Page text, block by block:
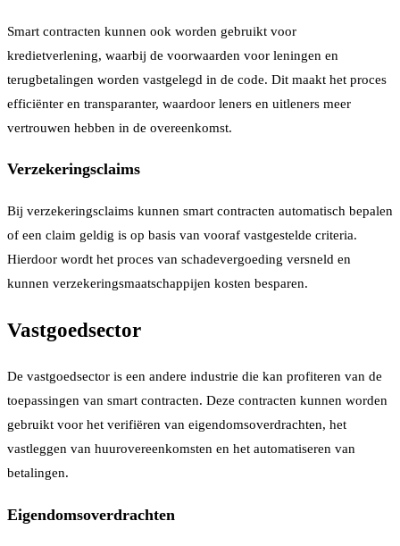
Smart contracten kunnen ook worden gebruikt voor
kredietverlening, waarbij de voorwaarden voor leningen en
terugbetalingen worden vastgelegd in de code. Dit maakt het proces
efficiënter en transparanter, waardoor leners en uitleners meer
vertrouwen hebben in de overeenkomst.
Verzekeringsclaims
Bij verzekeringsclaims kunnen smart contracten automatisch bepalen
of een claim geldig is op basis van vooraf vastgestelde criteria.
Hierdoor wordt het proces van schadevergoeding versneld en
kunnen verzekeringsmaatschappijen kosten besparen.
Vastgoedsector
De vastgoedsector is een andere industrie die kan profiteren van de
toepassingen van smart contracten. Deze contracten kunnen worden
gebruikt voor het verifiëren van eigendomsoverdrachten, het
vastleggen van huurovereenkomsten en het automatiseren van
betalingen.
Eigendomsoverdrachten